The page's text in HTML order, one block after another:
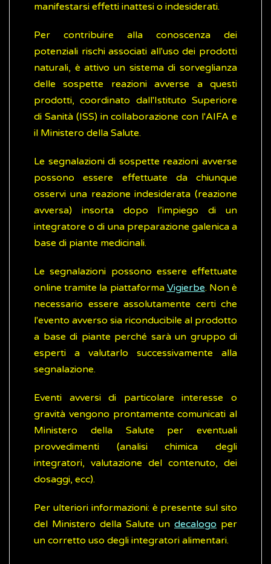
manifestarsi effetti inattesi o indesiderati.
Per contribuire alla conoscenza dei
potenziali rischi associati all'uso dei prodotti
naturali, è attivo un sistema di sorveglianza
delle sospette reazioni avverse a questi
prodotti, coordinato dall'Istituto Superiore
di Sanità (ISS) in collaborazione con l'AIFA e
il Ministero della Salute.
Le segnalazioni di sospette reazioni avverse
possono essere effettuate da chiunque
osservi una reazione indesiderata (reazione
avversa) insorta dopo l’impiego di un
integratore o di una preparazione galenica a
base di piante medicinali.
Le segnalazioni possono essere effettuate
online tramite la piattaforma Vigierbe. Non è
necessario essere assolutamente certi che
l'evento avverso sia riconducibile al prodotto
a base di piante perché sarà un gruppo di
esperti a valutarlo successivamente alla
segnalazione.
Eventi avversi di particolare interesse o
gravità vengono prontamente comunicati al
Ministero della Salute per eventuali
provvedimenti (analisi chimica degli
integratori, valutazione del contenuto, dei
dosaggi, ecc).
Per ulteriori informazioni: è presente sul sito
del Ministero della Salute un decalogo per
un corretto uso degli integratori alimentari.